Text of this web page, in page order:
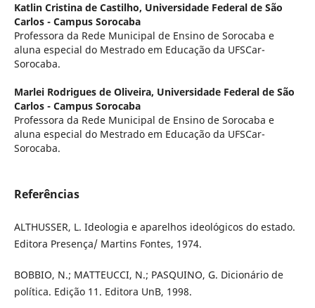
Katlin Cristina de Castilho, Universidade Federal de São
Carlos - Campus Sorocaba
Professora da Rede Municipal de Ensino de Sorocaba e
aluna especial do Mestrado em Educação da UFSCar-
Sorocaba.
Marlei Rodrigues de Oliveira, Universidade Federal de São
Carlos - Campus Sorocaba
Professora da Rede Municipal de Ensino de Sorocaba e
aluna especial do Mestrado em Educação da UFSCar-
Sorocaba.
Referências
ALTHUSSER, L. Ideologia e aparelhos ideológicos do estado.
Editora Presença/ Martins Fontes, 1974.
BOBBIO, N.; MATTEUCCI, N.; PASQUINO, G. Dicionário de
política. Edição 11. Editora UnB, 1998.